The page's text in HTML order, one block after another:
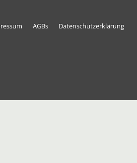
AGBs
Datenschutzerklärung